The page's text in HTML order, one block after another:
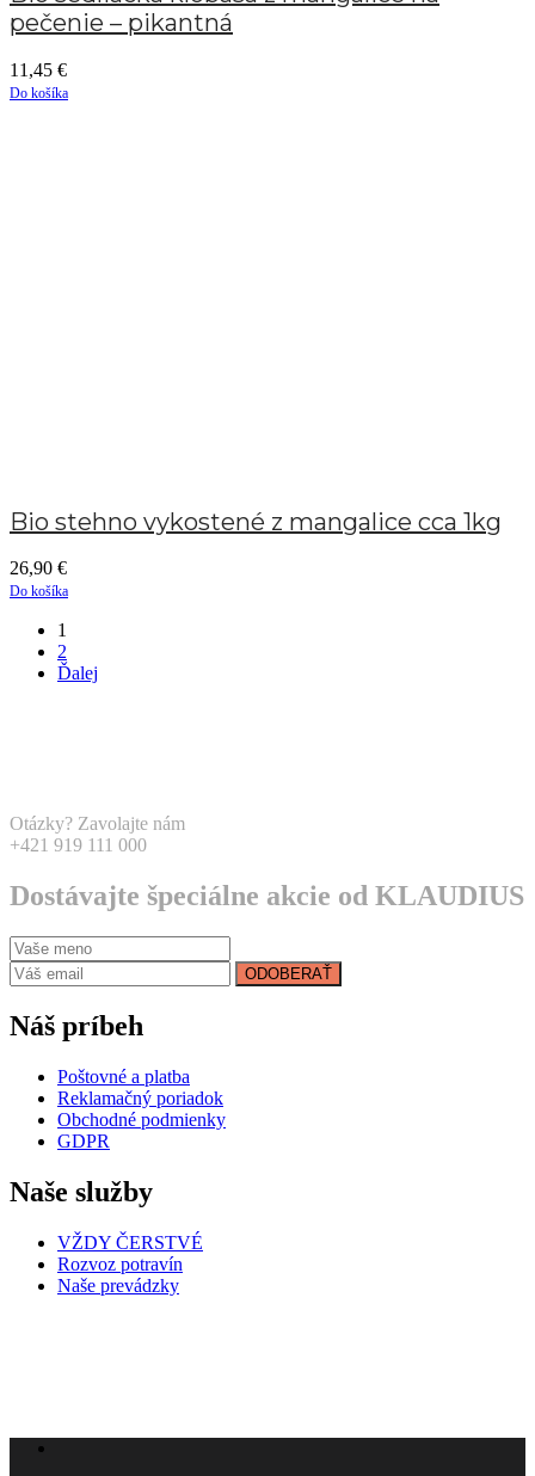
pečenie – pikantná
11,45 €
Do košíka
Bio stehno vykostené z mangalice cca 1kg
26,90 €
Do košíka
1
2
Ďalej
Otázky? Zavolajte nám
+421 919 111 000
Dostávajte špeciálne akcie od KLAUDIUS
ODOBERAŤ
Náš príbeh
Poštovné a platba
Reklamačný poriadok
Obchodné podmienky
GDPR
Naše služby
VŽDY ČERSTVÉ
Rozvoz potravín
Naše prevádzky